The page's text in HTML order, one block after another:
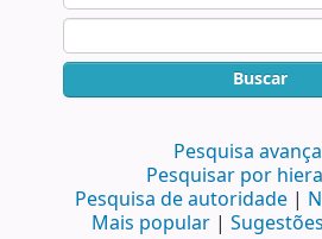
Buscar
Pesquisa
Pesquisar por
Pesquisa de autoridade
Mais popular